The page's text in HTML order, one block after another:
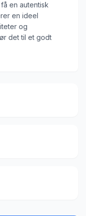
en autentisk
en ideel
og
det til et godt